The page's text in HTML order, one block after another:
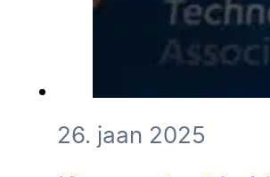
26. jaan 2025